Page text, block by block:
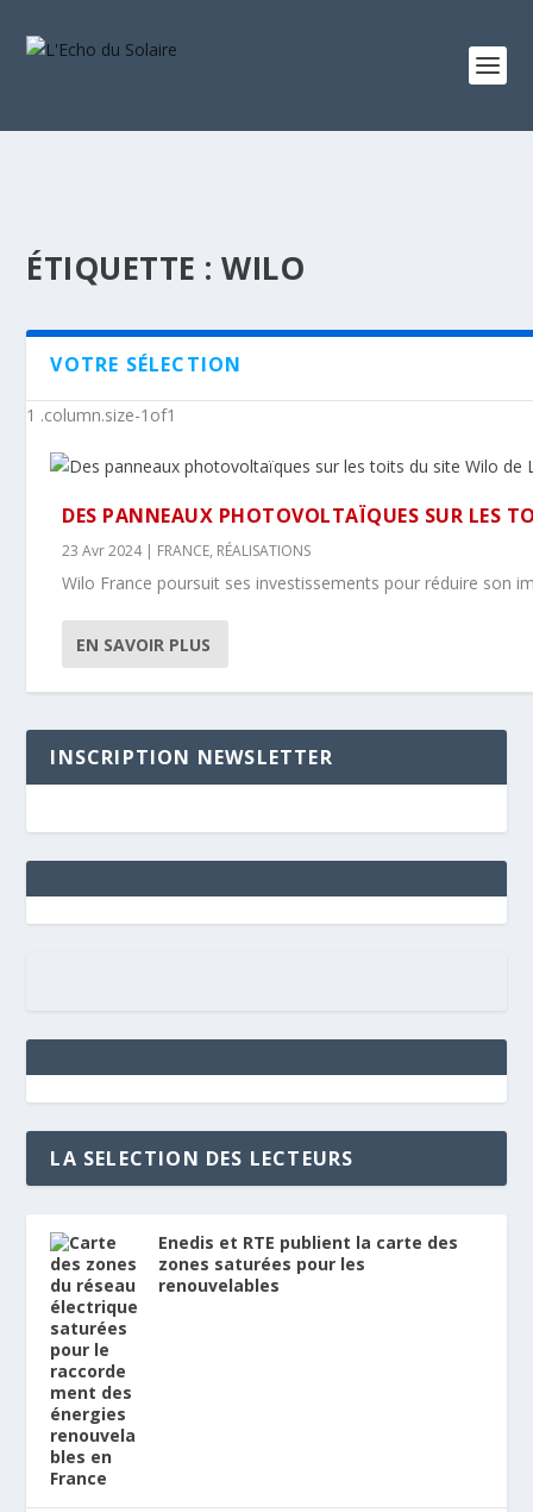
ÉTIQUETTE :WILO
VOTRE SÉLECTION
DES PANNEAUX PHOTOVOLTAÏQUES SUR LES
23 Avr 2024| FRANCE, RÉALISATIONS
Wilo France poursuit ses investissements pour réduire son
EN SAVOIR PLUS
INSCRIPTION NEWSLETTER
LA SELECTION DES LECTEURS
Enedis et RTE publient la carte des
zones saturées pour les
renouvelables